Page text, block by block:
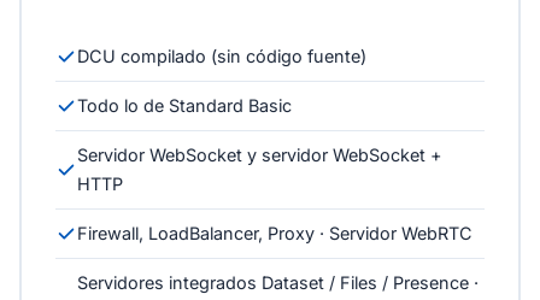
DCU compilado (sin código fuente)
Todo lo de Standard Basic
Servidor WebSocket y servidor WebSocket +
HTTP
Firewall, LoadBalancer, Proxy · Servidor WebRTC
Servidores integrados Dataset / Files / Presence ·